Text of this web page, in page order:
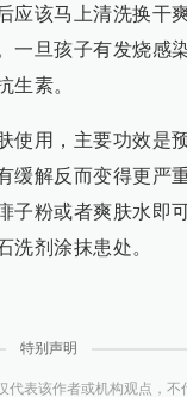
应该马上清洗换干
一旦孩子有发烧感
生素。
使用，主要功效是
缓解反而变得更严
子粉或者爽肤水即
洗剂涂抹患处。
特别声明
表该作者或机构观点，